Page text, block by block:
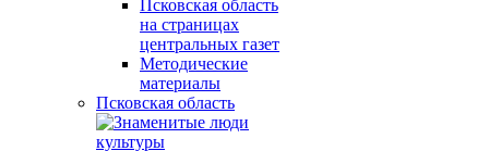
Псковская область
на страницах
центральных газет
Методические
материалы
Псковская область